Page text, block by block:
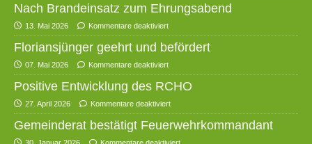
Nach Brandeinsatz zum Ehrungsabend
13. Mai 2026 Kommentare deaktiviert
Floriansjünger geehrt und befördert
07. Mai 2026 Kommentare deaktiviert
Positive Entwicklung des RCHO
27. April 2026 Kommentare deaktiviert
Gemeinderat bestätigt Feuerwehrkommandant